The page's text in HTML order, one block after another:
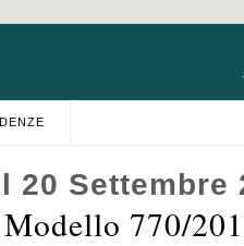
20 Settembre
Modello 770/